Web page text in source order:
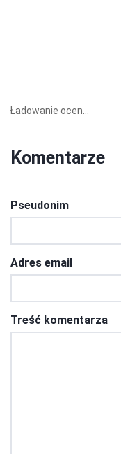
Ładowanie ocen...
Komentarze
Pseudonim
Adres email
Treść komentarza